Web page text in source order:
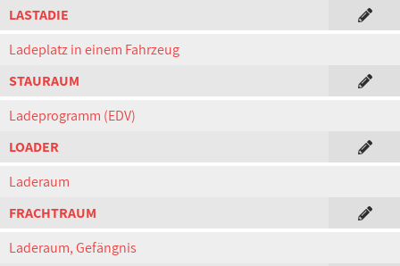
LASTADIE
Ladeplatz in einem Fahrzeug
STAURAUM
Ladeprogramm (EDV)
LOADER
Laderaum
FRACHTRAUM
Laderaum, Gefängnis